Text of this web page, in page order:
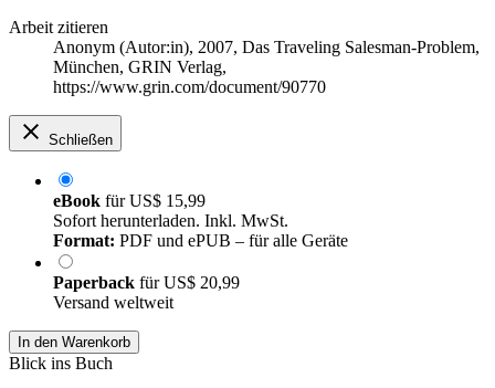
Arbeit zitieren
Anonym (Autor:in), 2007, Das Traveling Salesman-Problem,
München, GRIN Verlag,
https://www.grin.com/document/90770
Schließen
eBook fürUS$ 15,99
Sofort herunterladen. Inkl. MwSt.
Format: PDF und ePUB – für alle Geräte
Paperback fürUS$ 20,99
Versand weltweit
In den Warenkorb
Blick ins Buch